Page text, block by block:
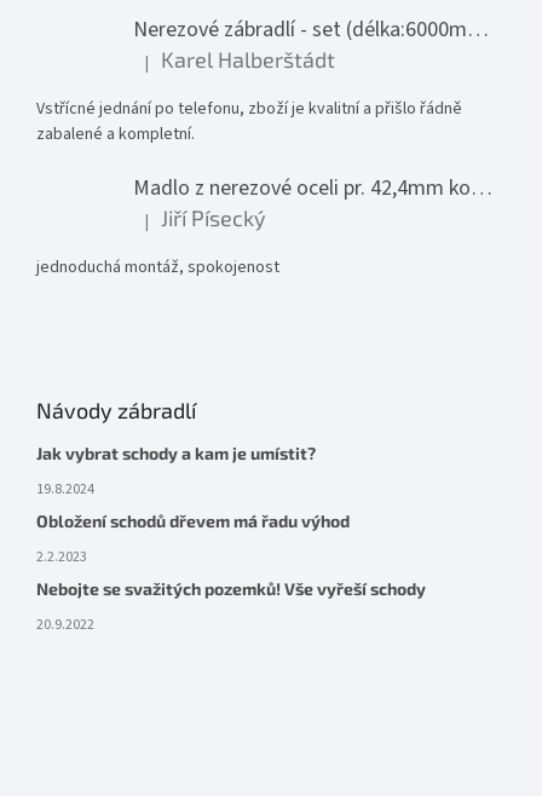
Nerezové zábradlí - set (délka:6000mm x výška:1000mm)
Hodnocení produktu je 5 z 5 hvězdiček.
| Karel Halberštádt
Vstřícné jednání po telefonu, zboží je kvalitní a přišlo řádně
zabalené a kompletní.
Madlo z nerezové oceli pr. 42,4mm komplet - model 0116 - 3000mm
Hodnocení produktu je 5 z 5 hvězdiček.
| Jiří Písecký
jednoduchá montáž, spokojenost
Návody zábradlí
Jak vybrat schody a kam je umístit?
19.8.2024
Obložení schodů dřevem má řadu výhod
2.2.2023
Nebojte se svažitých pozemků! Vše vyřeší schody
20.9.2022